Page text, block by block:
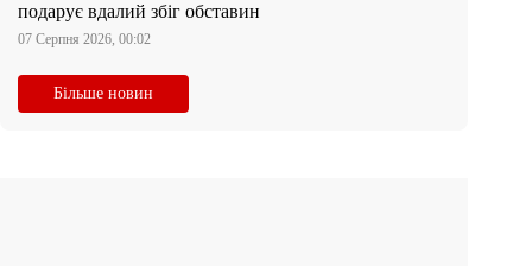
подарує вдалий збіг обставин
07 Серпня 2026, 00:02
Більше новин